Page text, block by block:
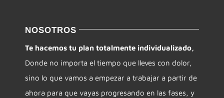
NOSOTROS
Te hacemos tu plan totalmente individualizado,
Donde no importa el tiempo que lleves con dolor,
sino lo que vamos a empezar a trabajar a partir de
ahora para que vayas progresando en las fases, y